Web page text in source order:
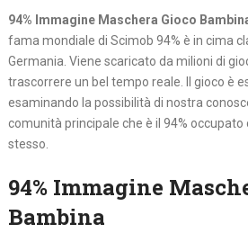
94% Immagine Maschera Gioco
fama mondiale di Scimob 94% è in cima
Germania. Viene scaricato da milioni di
trascorrere un bel tempo reale. Il gioco è
esaminando la possibilità di nostra
comunità principale che è il 94%
stesso.
94% Immagine
Bambina